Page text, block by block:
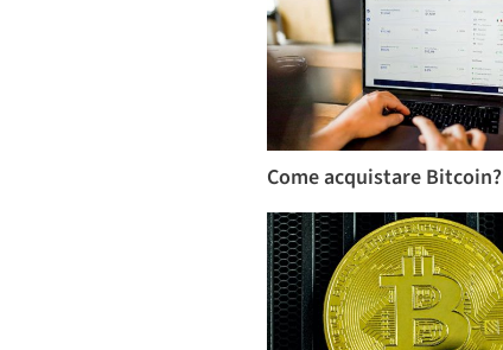
Come acquistare Bitcoin?